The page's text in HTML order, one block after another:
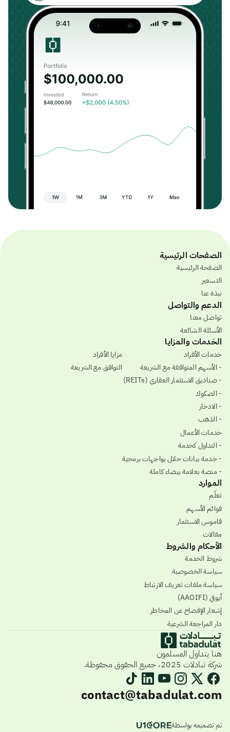
الصفحات الرئيسية
الصفحة الرئيسية
التسعير
نبذة عنا
الدعم والتواصل
تواصل معنا
الأسئلة الشائعة
الخدمات والمزايا
خدمات الأفراد
- الأسهم المتوافقة مع الشريعة
- صناديق الاستثمار العقاري (REITs)
- الصكوك
- الادخار
- الذهب
خدمات الأعمال
- التداول كخدمة
- خدمة بيانات حلال بواجهات برمجية
- منصة بعلامة بيضاء كاملة
مزايا الأفراد
التوافق مع الشريعة
الموارد
تعلّم
قوائم الأسهم
قاموس الاستثمار
مقالات
الأحكام والشروط
شروط الخدمة
سياسة الخصوصية
سياسة ملفات تعريف الارتباط
أيوفي (AAOIFI)
إشعار الإفصاح عن المخاطر
دار المراجعة الشرعية
هنا يتداول المسلمون
شركة تبادلات 2025، جميع الحقوق محفوظة.
contact@tabadulat.com
تم تصميمه بواسطة